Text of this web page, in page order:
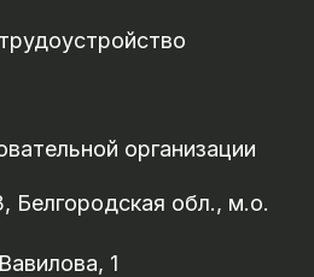
организации
Белгородская обл., м.о.
1